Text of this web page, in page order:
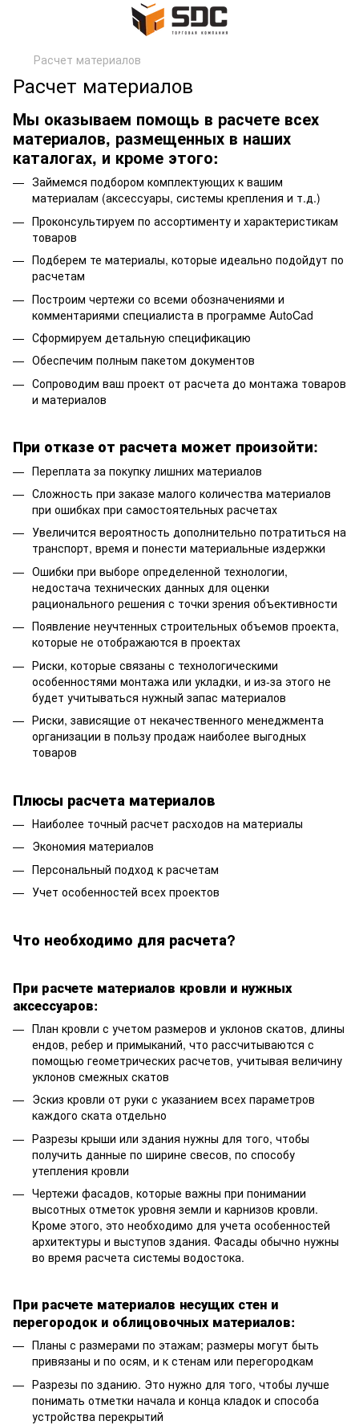
Расчет материалов
Расчет материалов
Мы оказываем помощь в расчете всех
материалов, размещенных в наших
каталогах, и кроме этого:
Займемся подбором комплектующих к вашим
материалам (аксессуары, системы крепления и т.д.)
Проконсультируем по ассортименту и характеристикам
товаров
Подберем те материалы, которые идеально подойдут по
расчетам
Построим чертежи со всеми обозначениями и
комментариями специалиста в программе AutoCad
Сформируем детальную спецификацию
Обеспечим полным пакетом документов
Сопроводим ваш проект от расчета до монтажа товаров
и материалов
При отказе от расчета может произойти:
Переплата за покупку лишних материалов
Сложность при заказе малого количества материалов
при ошибках при самостоятельных расчетах
Увеличится вероятность дополнительно потратиться на
транспорт, время и понести материальные издержки
Ошибки при выборе определенной технологии,
недостача технических данных для оценки
рационального решения с точки зрения объективности
Появление неучтенных строительных объемов проекта,
которые не отображаются в проектах
Риски, которые связаны с технологическими
особенностями монтажа или укладки, и из-за этого не
будет учитываться нужный запас материалов
Риски, зависящие от некачественного менеджмента
организации в пользу продаж наиболее выгодных
товаров
Плюсы расчета материалов
Наиболее точный расчет расходов на материалы
Экономия материалов
Персональный подход к расчетам
Учет особенностей всех проектов
Что необходимо для расчета?
При расчете материалов кровли и нужных
аксессуаров:
План кровли с учетом размеров и уклонов скатов, длины
ендов, ребер и примыканий, что рассчитываются с
помощью геометрических расчетов, учитывая величину
уклонов смежных скатов
Эскиз кровли от руки с указанием всех параметров
каждого ската отдельно
Разрезы крыши или здания нужны для того, чтобы
получить данные по ширине свесов, по способу
утепления кровли
Чертежи фасадов, которые важны при понимании
высотных отметок уровня земли и карнизов кровли.
Кроме этого, это необходимо для учета особенностей
архитектуры и выступов здания. Фасады обычно нужны
во время расчета системы водостока.
При расчете материалов несущих стен и
перегородок и облицовочных материалов:
Планы с размерами по этажам; размеры могут быть
привязаны и по осям, и к стенам или перегородкам
Разрезы по зданию. Это нужно для того, чтобы лучше
понимать отметки начала и конца кладок и способа
устройства перекрытий